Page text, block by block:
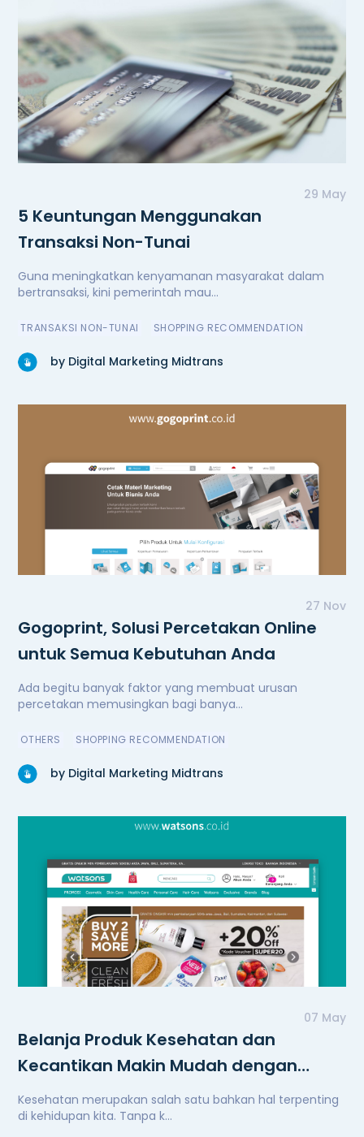
29 May
5 Keuntungan Menggunakan
Transaksi Non-Tunai
Guna meningkatkan kenyamanan masyarakat dalam
bertransaksi, kini pemerintah mau...
TRANSAKSI NON-TUNAI SHOPPING RECOMMENDATION
by Digital Marketing Midtrans
27 Nov
Gogoprint, Solusi Percetakan Online
untuk Semua Kebutuhan Anda
Ada begitu banyak faktor yang membuat urusan
percetakan memusingkan bagi banya...
OTHERS SHOPPING RECOMMENDATION
by Digital Marketing Midtrans
07 May
Belanja Produk Kesehatan dan
Kecantikan Makin Mudah dengan
Watsons
Kesehatan merupakan salah satu bahkan hal terpenting
di kehidupan kita. Tanpa k...